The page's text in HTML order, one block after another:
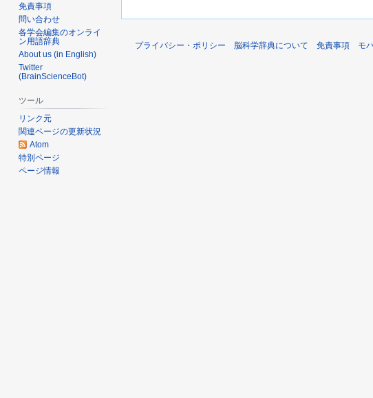
に
動
5
集
要
免責事項
問い合わせ
各学会編集のオンライ
ン用語辞典
About us (in English)
Twitter
(BrainScienceBot)
ツール
リンク元
関連ページの更新状況
Atom
特別ページ
ページ情報
プライバシー・ポリシー 脳科学辞典について 免責事項 モ